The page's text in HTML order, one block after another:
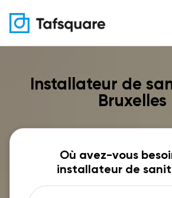
Installateur de
Bruxelles
Où avez-vous
installateur de